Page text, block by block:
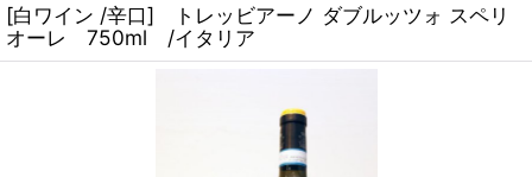
[白ワイン /辛口] トレッビアーノ ダブルッツォ スペリ
オーレ 750ml /イタリア